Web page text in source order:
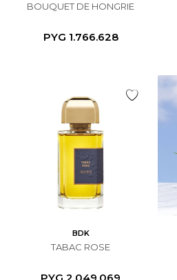
BOUQUET DE HONGRIE
PYG 1.766.628
BDK
TABAC ROSE